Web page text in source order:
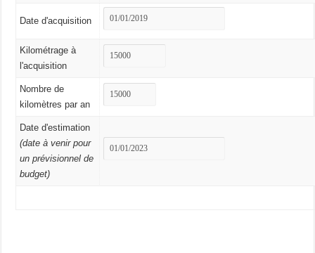
Date d'acquisition
Kilométrage à
l'acquisition
Nombre de
kilomètres par an
Date d'estimation
(date à venir pour
un prévisionnel de
budget)